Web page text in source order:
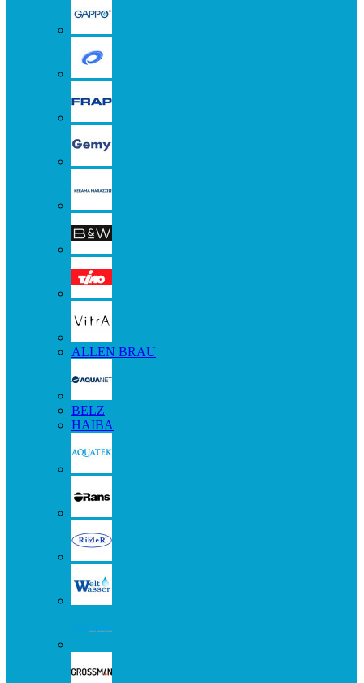
ALLEN BRAU
BELZ
HAIBA